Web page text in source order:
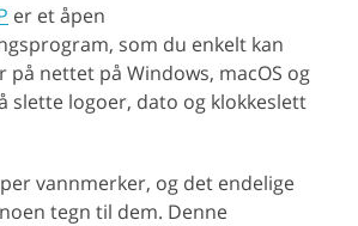
er et åpen
som du enkelt kan
på nettet på Windows, macOS og
slette logoer, dato og klokkeslett
vannmerker, og det endelige
tegn til dem. Denne